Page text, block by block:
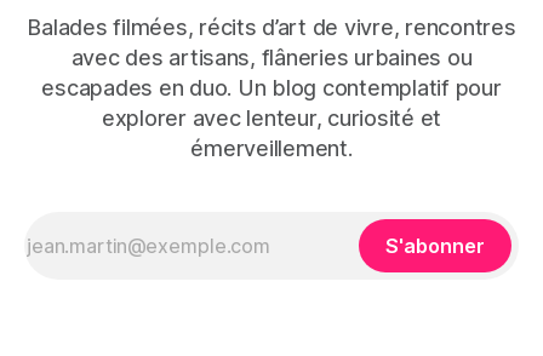
Balades filmées, récits d’art de vivre, rencontres
avec des artisans, flâneries urbaines ou
escapades en duo. Un blog contemplatif pour
explorer avec lenteur, curiosité et
émerveillement.
S'abonner